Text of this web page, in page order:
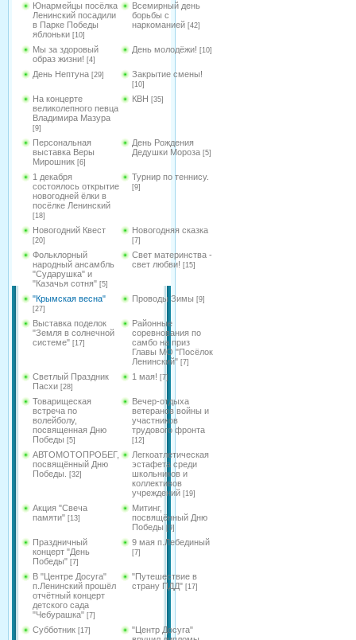
Юнармейцы посёлка
Ленинский посадили
в Парке Победы
яблоньки [10]
Всемирный день
борьбы с
наркоманией [42]
Мы за здоровый
образ жизни! [4]
День молодёжи! [10]
День Нептуна [29] Закрытие смены!
[10]
На концерте
великолепного певца
Владимира Мазура
[9]
КВН [35]
Персональная
выставка Веры
Мирошник [6]
День Рождения
Дедушки Мороза [5]
1 декабря
состоялось открытие
новогодней ёлки в
посёлке Ленинский
[18]
Турнир по теннису.
[9]
Новогодний Квест
[20]
Новогодняя сказка
[7]
Фольклорный
народный ансамбль
"Сударушка" и
"Казачья сотня" [5]
Свет материнства -
свет любви! [15]
"Крымская весна"
[27]
Проводы Зимы [9]
Выставка поделок
"Земля в солнечной
системе" [17]
Районные
соревнования по
самбо на приз
Главы МО "Посёлок
Ленинский" [7]
Светлый Праздник
Пасхи [28]
1 мая! [7]
Товарищеская
встреча по
волейболу,
посвященная Дню
Победы [5]
Вечер-отдыха
ветеранов войны и
участников
трудового фронта
[12]
АВТОМОТОПРОБЕГ,
посвящённый Дню
Победы.
[32]
Легкоатлетическая
эстафета среди
школьников и
коллективов
учреждений [19]
Акция "Свеча
памяти" [13]
Митинг,
посвящённый Дню
Победы [9]
Праздничный
концерт "День
Победы" [7]
9 мая п.Лебединый
[7]
В "Центре Досуга"
п.Ленинский прошёл
отчётный концерт
детского сада
"Чебурашка" [7]
"Путешествие в
страну ПДД" [17]
Субботник [17]
"Центр Досуга"